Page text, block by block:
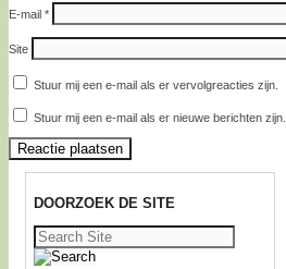
E-mail *
Site
Stuur mij een e-mail als er vervolgreacties zijn.
Stuur mij een e-mail als er nieuwe berichten zijn.
DOORZOEK DE SITE
Zoeken
naar: